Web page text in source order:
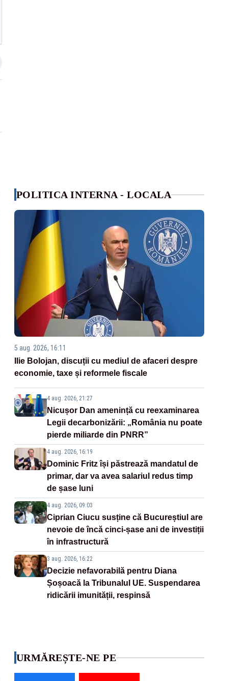
POLITICA INTERNA - LOCALA
5 aug. 2026, 16:11
Ilie Bolojan, discuții cu mediul de afaceri despre
economie, taxe și reformele fiscale
4 aug. 2026, 21:27
Nicușor Dan amenință cu reexaminarea
Legii decarbonizării: „România nu poate
pierde miliarde din PNRR”
4 aug. 2026, 16:19
Dominic Fritz își păstrează mandatul de
primar, dar va avea salariul redus timp
de șase luni
4 aug. 2026, 09:03
Ciprian Ciucu susține că Bucureștiul are
nevoie de încă cinci-șase ani de investiții
în infrastructură
3 aug. 2026, 16:22
Decizie nefavorabilă pentru Diana
Șoșoacă la Tribunalul UE. Suspendarea
ridicării imunității, respinsă
URMĂREȘTE-NE PE